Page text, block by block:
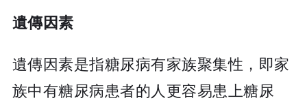
遺傳因素
遺傳因素是指糖尿病有家族聚集性，即家
族中有糖尿病患者的人更容易患上糖尿